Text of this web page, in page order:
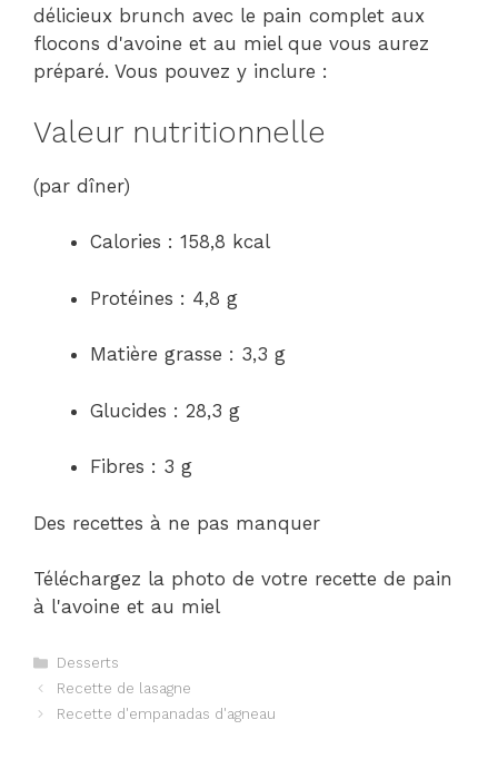
délicieux brunch avec le pain complet aux
flocons d'avoine et au miel que vous aurez
préparé. Vous pouvez y inclure :
Valeur nutritionnelle
(par dîner)
Calories : 158,8 kcal
Protéines : 4,8 g
Matière grasse : 3,3 g
Glucides : 28,3 g
Fibres : 3 g
Des recettes à ne pas manquer
Téléchargez la photo de votre recette de pain
à l'avoine et au miel
Catégories
Desserts
Navigation
des
Recette de lasagne
Recette d'empanadas d'agneau